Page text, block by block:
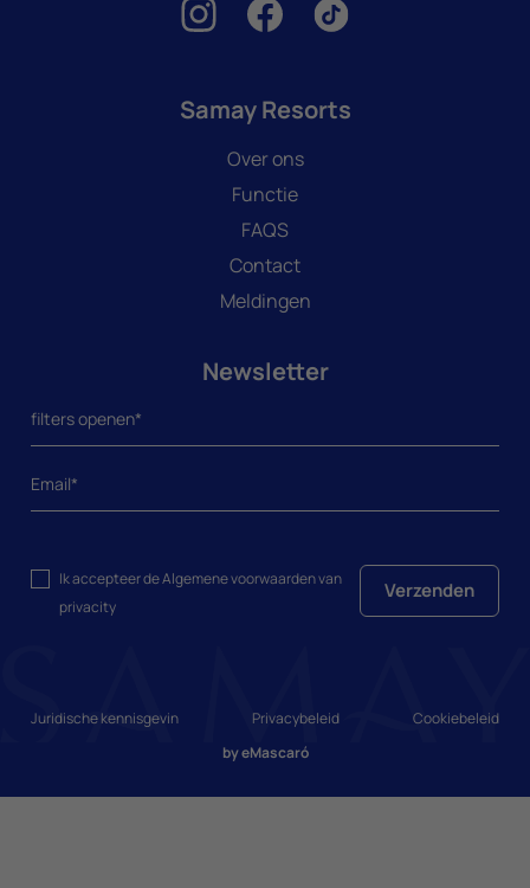
Samay Resorts
Over ons
Functie
FAQS
Contact
Meldingen
Newsletter
Ik accepteer deAlgemene voorwaardenvan
privacity
Verzenden
Juridische kennisgevin Privacybeleid
Cookiebeleid
byeMascaró